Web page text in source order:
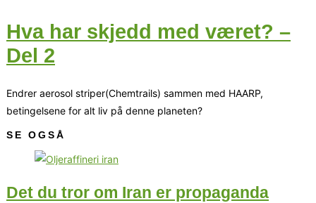
Hva har skjedd med været? –
Del 2
Endrer aerosol striper(Chemtrails) sammen med HAARP,
betingelsene for alt liv på denne planeten?
SE OGSÅ
Det du tror om Iran er propaganda